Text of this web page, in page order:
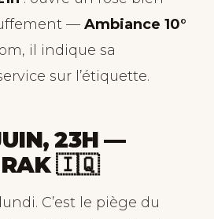
— Ambiance 10°
il indique sa
sur l’étiquette.
23H —
IRAK 🇮🇶
C’est le piège du